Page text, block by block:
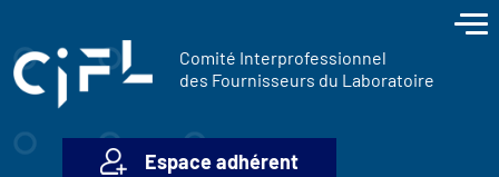
Comité Interprofessionnel
des Fournisseurs du Laboratoire
Espace adhérent